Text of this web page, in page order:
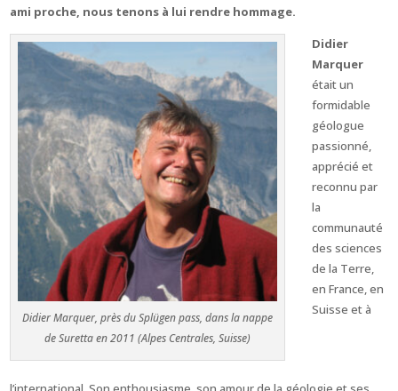
ami proche, nous tenons à lui rendre hommage.
Didier Marquer, près du Splügen pass, dans la nappe
de Suretta en 2011 (Alpes Centrales, Suisse)
Didier
Marquer
était un
formidable
géologue
passionné,
apprécié et
reconnu par
la
communauté
des sciences
de la Terre,
en France, en
Suisse et à